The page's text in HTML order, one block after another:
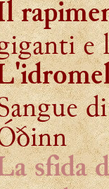
e
sfida